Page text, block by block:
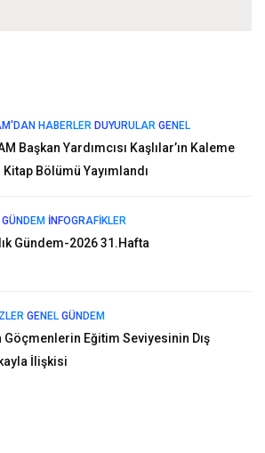
HABERLER DUYURULAR GENEL
Başkan Yardımcısı Kaşlılar’ın Kaleme
Kitap Bölümü Yayımlandı
GÜNDEM İNFOGRAFIKLER
Gündem-2026 31.Hafta
GENEL GÜNDEM
Göçmenlerin Eğitim Seviyesinin Dış
İlişkisi